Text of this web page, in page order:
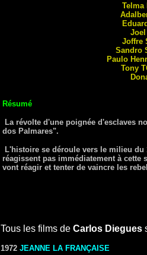
Telma
Joel
Joffre
Sandro
Paulo
Tony
Résumé
La révolte d'une poignée d'esclaves
dos Palmares".
L'histoire se déroule vers le milieu
réagissent pas immédiatement à
vont réagir et tenter de vaincre les
Tous les films de Carlos Diegues
1972 JEANNE LA FRANÇAISE